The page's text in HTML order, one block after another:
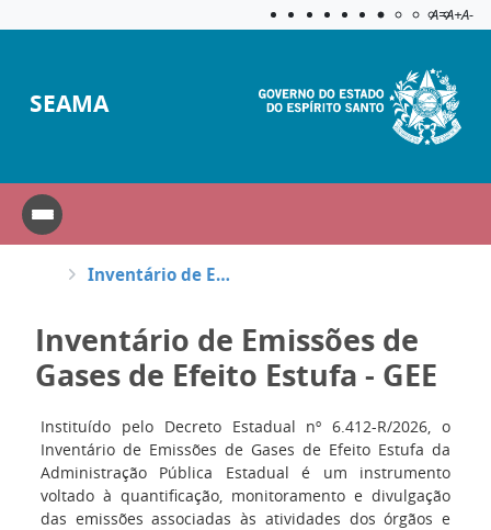
Aplicar
A=A+A-
SEAMA
Inventário de Emissões de Gases de Efeito Estufa - GEE
Inventário de Emissões de
Gases de Efeito Estufa - GEE
Instituído pelo Decreto Estadual nº 6.412-R/2026, o
Inventário de Emissões de Gases de Efeito Estufa da
Administração Pública Estadual é um instrumento
voltado à quantificação, monitoramento e divulgação
das emissões associadas às atividades dos órgãos e